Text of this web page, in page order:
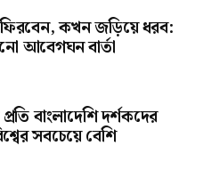
কখন জড়িয়ে ধরব:
আবেগঘন বার্তা
বাংলাদেশি দর্শকদের
সবচেয়ে বেশি